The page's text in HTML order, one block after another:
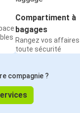
Compartiment à
bagages
Rangez vos affaires
toute sécurité
compagnie ?